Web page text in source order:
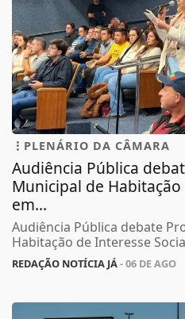
PLENÁRIO DA CÂMARA
Audiência Pública
Municipal de
em...
Audiência Pública debate
Habitação de Interesse
REDAÇÃO NOTÍCIA JÁ- 06 DE AGO